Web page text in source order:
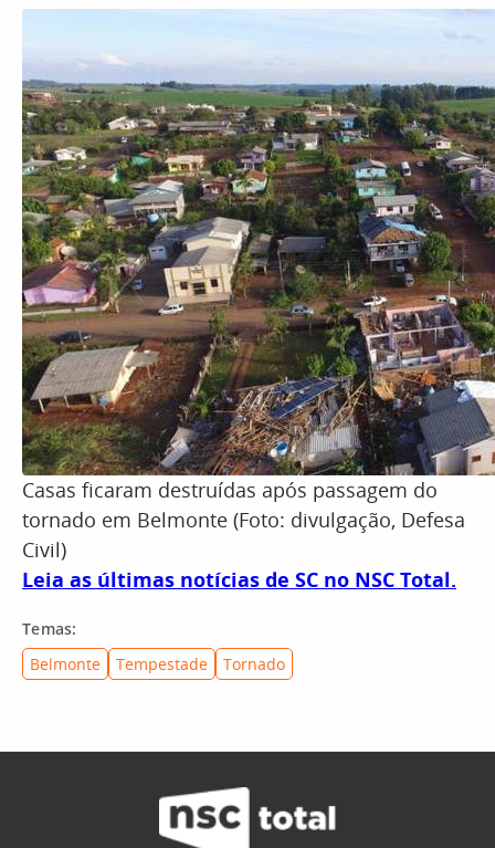
Casas ficaram destruídas após passagem do
tornado em Belmonte (Foto: divulgação, Defesa
Civil)
Leia as últimas notícias de SC no NSC Total.
Temas:
Belmonte
Tempestade Tornado